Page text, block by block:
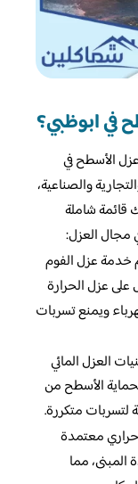
ابوظبي؟
الأسطح في
والصناعية،
قائمة شاملة
مجال العزل:
خدمة عزل الفوم
على عزل الحرارة
ويمنع تسربات
العزل المائي
الأسطح من
لتسربات متكررة.
معتمدة
مما